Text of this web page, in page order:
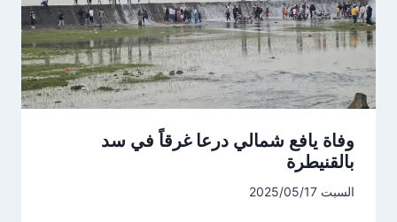
وفاة يافع شمالي درعا غرقاً في سد
بالقنيطرة
السبت 2025/05/17